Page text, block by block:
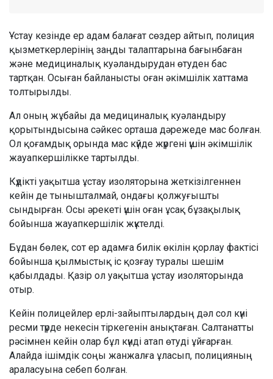
Ұстау кезінде ер адам балағат сөздер айтып, полиция
қызметкерлерінің заңды талаптарына бағынбаған
және медициналық куәландырудан өтуден бас
тартқан. Осыған байланысты оған әкімшілік хаттама
толтырылды.
Ал оның жұбайы да медициналық куәландыру
қорытындысына сәйкес орташа дәрежеде мас болған.
Ол қоғамдық орында мас күйде жүргені үшін әкімшілік
жауапкершілікке тартылды.
Күдікті уақытша ұстау изоляторына жеткізілгеннен
кейін де тынышталмай, ондағы қолжуғышты
сындырған. Осы әрекеті үшін оған ұсақ бұзақылық
бойынша жауапкершілік жүктелді.
Бұдан бөлек, сот ер адамға билік өкілін қорлау фактісі
бойынша қылмыстық іс қозғау туралы шешім
қабылдады. Қазір ол уақытша ұстау изоляторында
отыр.
Кейін полицейлер ерлі-зайыптылардың дәл сол күні
ресми түрде некесін тіркегенін анықтаған. Салтанатты
рәсімнен кейін олар бұл күнді атап өтуді ұйғарған.
Алайда ішімдік соңы жанжалға ұласып, полицияның
араласуына себеп болған.